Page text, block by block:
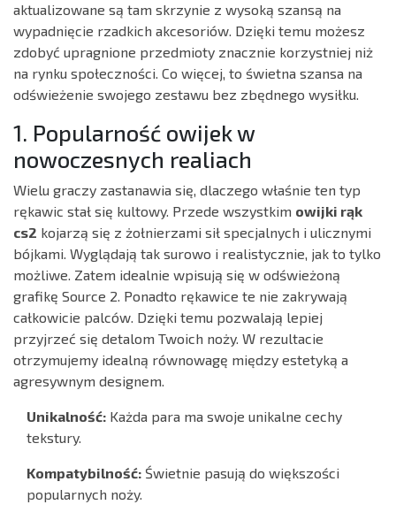
aktualizowane są tam skrzynie z wysoką szansą na
wypadnięcie rzadkich akcesoriów. Dzięki temu możesz
zdobyć upragnione przedmioty znacznie korzystniej niż
na rynku społeczności. Co więcej, to świetna szansa na
odświeżenie swojego zestawu bez zbędnego wysiłku.
1. Popularność owijek w
nowoczesnych realiach
Wielu graczy zastanawia się, dlaczego właśnie ten typ
rękawic stał się kultowy. Przede wszystkim owijki rąk
cs2 kojarzą się z żołnierzami sił specjalnych i ulicznymi
bójkami. Wyglądają tak surowo i realistycznie, jak to tylko
możliwe. Zatem idealnie wpisują się w odświeżoną
grafikę Source 2. Ponadto rękawice te nie zakrywają
całkowicie palców. Dzięki temu pozwalają lepiej
przyjrzeć się detalom Twoich noży. W rezultacie
otrzymujemy idealną równowagę między estetyką a
agresywnym designem.
Unikalność: Każda para ma swoje unikalne cechy
tekstury.
Kompatybilność: Świetnie pasują do większości
popularnych noży.